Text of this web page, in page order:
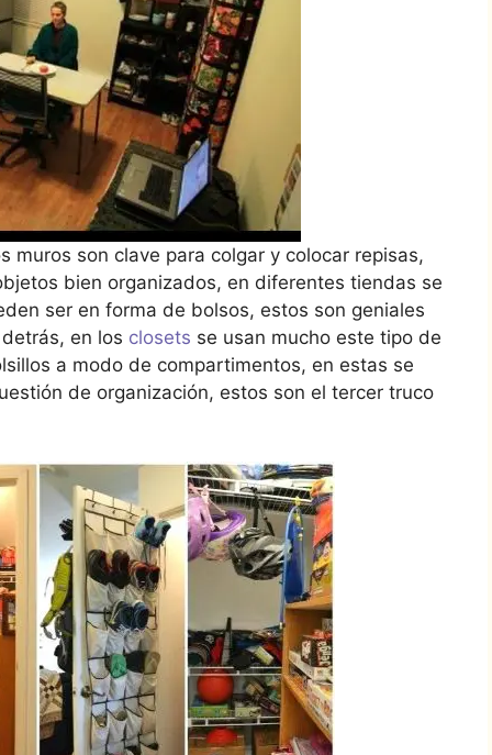
muros son clave para colgar y colocar repisas,
bien organizados, en diferentes tiendas se
ser en forma de bolsos, estos son geniales
en los closets se usan mucho este tipo de
a modo de compartimentos, en estas se
de organización, estos son el tercer truco